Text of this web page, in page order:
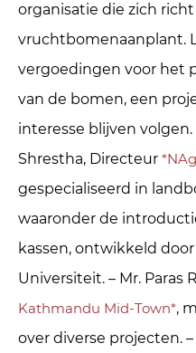
organisatie die zich
vruchtbomenaanplant.
vergoedingen voor het
van de bomen, een
interesse blijven volgen.
Shrestha, Directeur
gespecialiseerd in
waaronder de
kassen, ontwikkeld
Universiteit. – Mr. Paras
Kathmandu Mid-Town*,
over diverse projecten. –